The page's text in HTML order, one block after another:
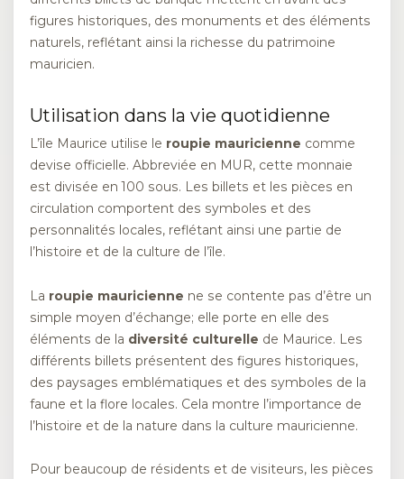
figures historiques, des monuments et des éléments
naturels, reflétant ainsi la richesse du patrimoine
mauricien.
Utilisation dans la vie quotidienne
L’île Maurice utilise le roupie mauricienne comme
devise officielle. Abbreviée en MUR, cette monnaie
est divisée en 100 sous. Les billets et les pièces en
circulation comportent des symboles et des
personnalités locales, reflétant ainsi une partie de
l’histoire et de la culture de l’île.
La roupie mauricienne ne se contente pas d’être un
simple moyen d’échange; elle porte en elle des
éléments de la diversité culturelle de Maurice. Les
différents billets présentent des figures historiques,
des paysages emblématiques et des symboles de la
faune et la flore locales. Cela montre l’importance de
l’histoire et de la nature dans la culture mauricienne.
Pour beaucoup de résidents et de visiteurs, les pièces